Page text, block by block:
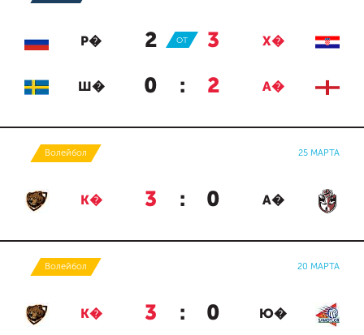
Р� 2 : 3 Х�
ОТ
Ш� 0 : 2 А�
Волейбол 25 МАРТА
К� 3 : 0 А�
Волейбол 20 МАРТА
К� 3 : 0 Ю�